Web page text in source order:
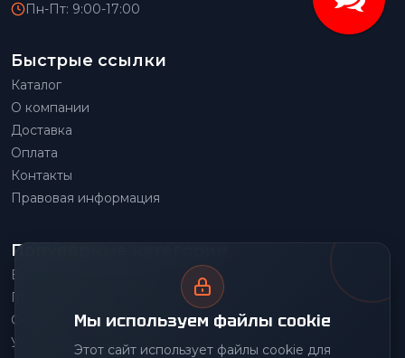
Мы используем файлы cookie
Этот сайт использует файлы cookie для
Пн-Пт: 9:00-17:00
Быстрые ссылки
Каталог
О компании
Доставка
Оплата
Контакты
Правовая информация
Популярные категории
Весовое оборудование
Грузоподъемное оборудование
Складское оборудование
Упаковочное оборудование